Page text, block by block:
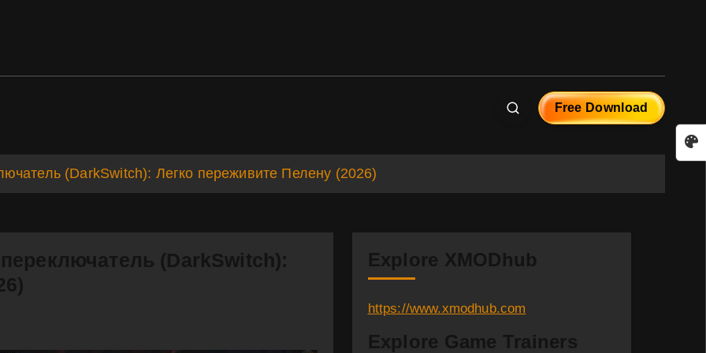
Free Download
(DarkSwitch): Легко переживите Пелену (2026)
(DarkSwitch):
Explore XMODhub
https://www.xmodhub.com
Explore Game Trainers